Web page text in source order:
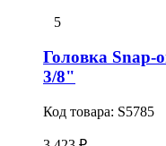
5
Головка Snap-
3/8"
Код товара: S5785